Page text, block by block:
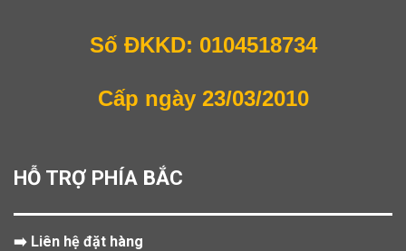
Số ĐKKD: 0104518734
Cấp ngày 23/03/2010
HỖ TRỢ PHÍA BẮC
➡️ Liên hệ đặt hàng